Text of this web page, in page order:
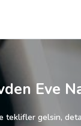
Eve
teklifler gelsin,